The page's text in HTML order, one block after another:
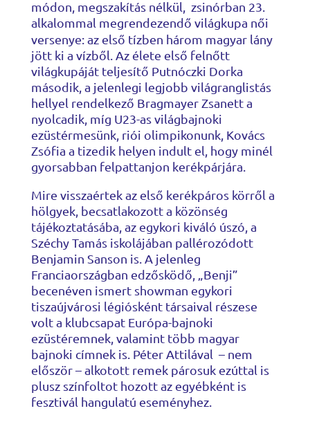
módon, megszakítás nélkül, zsinórban 23.
alkalommal megrendezendő világkupa női
versenye: az első tízben három magyar lány
jött ki a vízből. Az élete első felnőtt
világkupáját teljesítő Putnóczki Dorka
második, a jelenlegi legjobb világranglistás
hellyel rendelkező Bragmayer Zsanett a
nyolcadik, míg U23-as világbajnoki
ezüstérmesünk, riói olimpikonunk, Kovács
Zsófia a tizedik helyen indult el, hogy minél
gyorsabban felpattanjon kerékpárjára.
Mire visszaértek az első kerékpáros körről a
hölgyek, becsatlakozott a közönség
tájékoztatásába, az egykori kiváló úszó, a
Széchy Tamás iskolájában pallérozódott
Benjamin Sanson is. A jelenleg
Franciaországban edzősködő, „Benji”
becenéven ismert showman egykori
tiszaújvárosi légiósként társaival részese
volt a klubcsapat Európa-bajnoki
ezüstéremnek, valamint több magyar
bajnoki címnek is. Péter Attilával – nem
először – alkotott remek párosuk ezúttal is
plusz színfoltot hozott az egyébként is
fesztivál hangulatú eseményhez.